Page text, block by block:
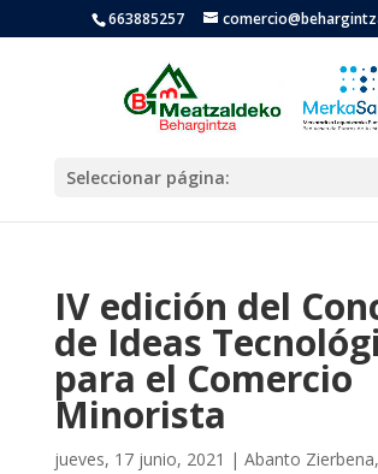
663885257
Seleccionar página:
IV edición del
de Ideas
para el Comercio
Minorista
jueves, 17 junio, 2021 | Abanto Zierbena,